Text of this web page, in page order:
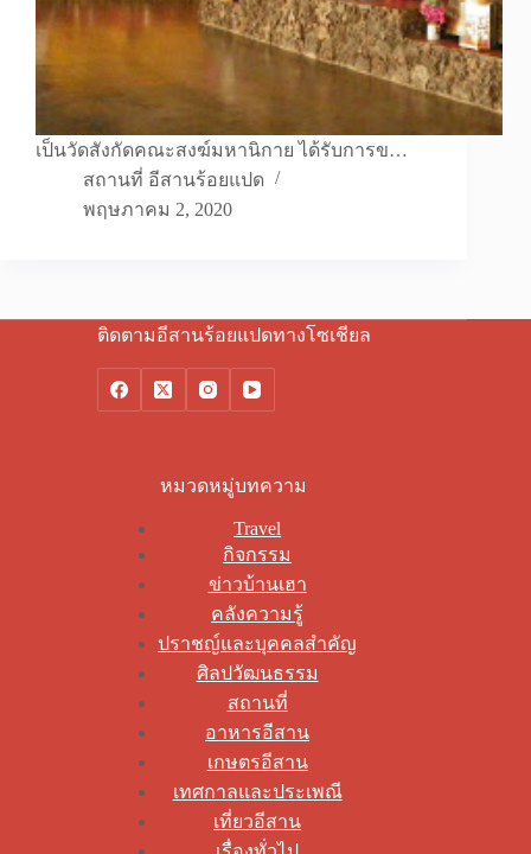
เป็นวัดสังกัดคณะสงฆ์มหานิกาย ได้รับการข…
สถานที่ อีสานร้อยแปด
พฤษภาคม 2, 2020
ติดตามอีสานร้อยแปดทางโซเชียล
หมวดหมู่บทความ
Travel
กิจกรรม
ข่าวบ้านเฮา
คลังความรู้
ปราชญ์และบุคคลสำคัญ
ศิลปวัฒนธรรม
สถานที่
อาหารอีสาน
เกษตรอีสาน
เทศกาลและประเพณี
เที่ยวอีสาน